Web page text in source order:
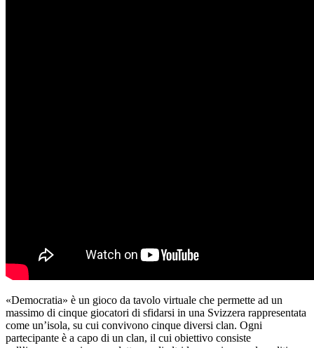
«Democratia» è un gioco da tavolo virtuale che permette ad un
massimo di cinque giocatori di sfidarsi in una Svizzera rappresentata
come un’isola, su cui convivono cinque diversi clan. Ogni
partecipante è a capo di un clan, il cui obiettivo consiste